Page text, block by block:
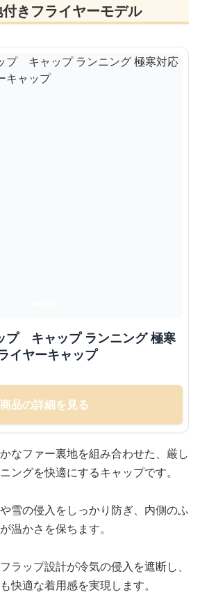
きフライヤーモデル
プ キャップ ランニング 極寒
イヤーキャップ
商品の詳細を見る
なファー裏地を組み合わせた、厳し
ングを快適にするキャップです。
雪の侵入をしっかり防ぎ、内側のふ
温かさを保ちます。
ラップ設計が冷気の侵入を遮断し、
快適な着用感を実現します。